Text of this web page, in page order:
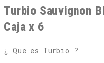
Turbio Sauvignon
Caja x 6
¿ Que es Turbio ?